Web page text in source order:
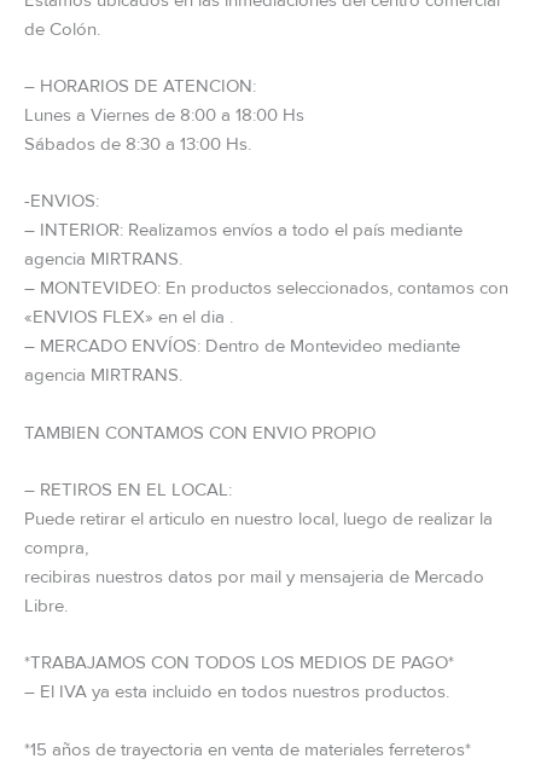
de Colón.
– HORARIOS DE ATENCION:
Lunes a Viernes de 8:00 a 18:00 Hs
Sábados de 8:30 a 13:00 Hs.
-ENVIOS:
– INTERIOR: Realizamos envíos a todo el país mediante
agencia MIRTRANS.
– MONTEVIDEO: En productos seleccionados, contamos con
«ENVIOS FLEX» en el dia .
– MERCADO ENVÍOS: Dentro de Montevideo mediante
agencia MIRTRANS.
TAMBIEN CONTAMOS CON ENVIO PROPIO
– RETIROS EN EL LOCAL:
Puede retirar el articulo en nuestro local, luego de realizar la
compra,
recibiras nuestros datos por mail y mensajeria de Mercado
Libre.
*TRABAJAMOS CON TODOS LOS MEDIOS DE PAGO*
– El IVA ya esta incluido en todos nuestros productos.
*15 años de trayectoria en venta de materiales ferreteros*